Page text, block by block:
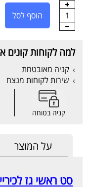
1 הוסף לסל
למה לקוחות קונים
קניה מאובטחת
שירות לקוחות מנצח
קניה בטוחה
על המוצר